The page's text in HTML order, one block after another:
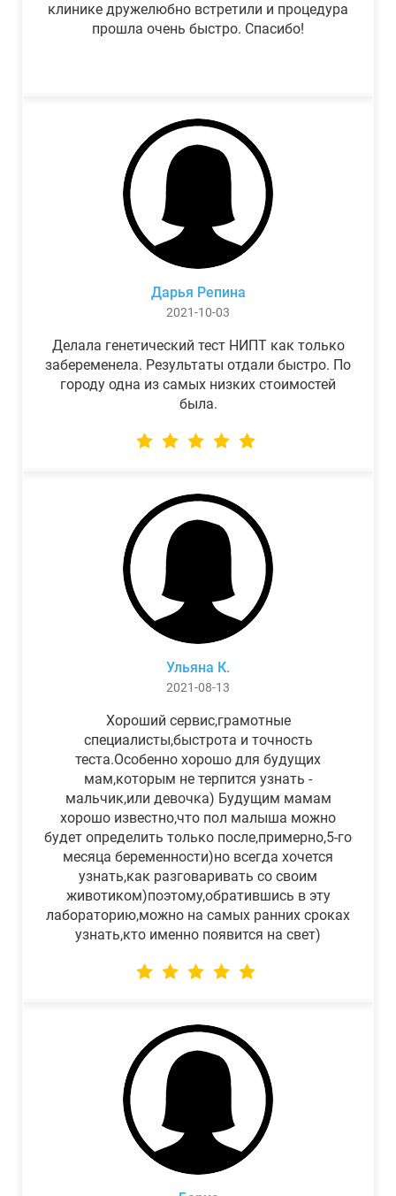
клинике дружелюбно встретили и процедура
прошла очень быстро. Спасибо!
Дарья Репина
2021-10-03
Делала генетический тест НИПТ как только
забеременела. Результаты отдали быстро. По
городу одна из самых низких стоимостей
была.
Ульяна К.
2021-08-13
Хороший сервис,грамотные
специалисты,быстрота и точность
теста.Особенно хорошо для будущих
мам,которым не терпится узнать -
мальчик,или девочка) Будущим мамам
хорошо известно,что пол малыша можно
будет определить только после,примерно,5-го
месяца беременности)но всегда хочется
узнать,как разговаривать со своим
животиком)поэтому,обратившись в эту
лабораторию,можно на самых ранних сроках
узнать,кто именно появится на свет)